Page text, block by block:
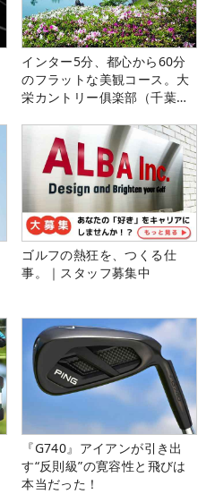
インター5分、都心から60分
のフラットな美観コース。大
栄カントリー俱楽部（千葉
ゴルフの熱狂を、つくる仕
事。｜スタッフ募集中
『G740』アイアンが引き出
す“反則級”の寛容性と飛びは
本当だった！